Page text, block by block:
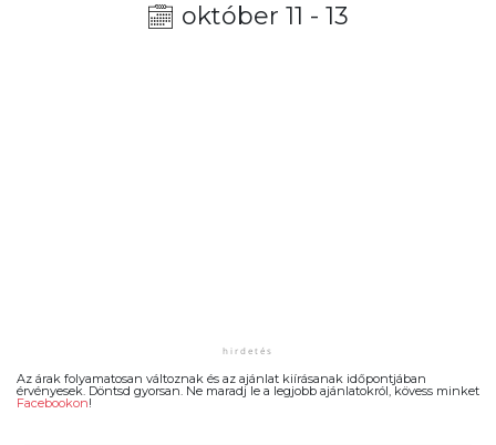
október 11 - 13
Az árak folyamatosan változnak és az ajánlat kiírásanak időpontjában
érvényesek. Döntsd gyorsan. Ne maradj le a legjobb ajánlatokról, kövess minket
Facebookon!